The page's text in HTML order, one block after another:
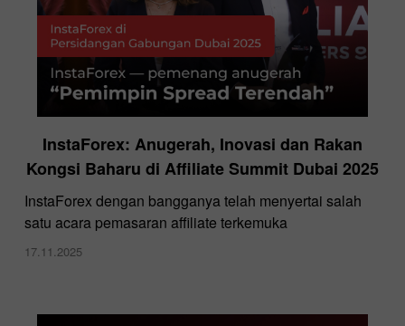
InstaForex: Anugerah, Inovasi dan Rakan
Kongsi Baharu di Affiliate Summit Dubai 2025
InstaForex dengan bangganya telah menyertai salah
satu acara pemasaran affiliate terkemuka
17.11.2025